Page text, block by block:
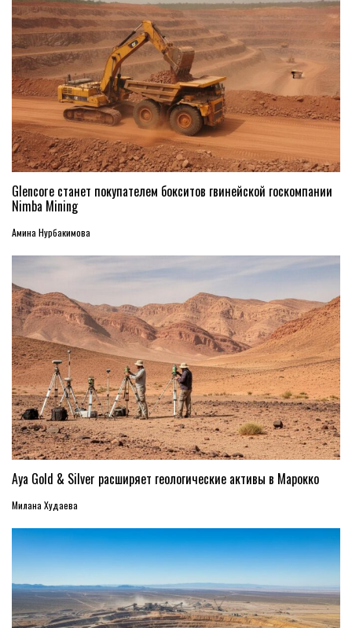
Glencore станет покупателем бокситов гвинейской госкомпании
Nimba Mining
Амина Нурбакимова
Aya Gold & Silver расширяет геологические активы в Марокко
Милана Худаева